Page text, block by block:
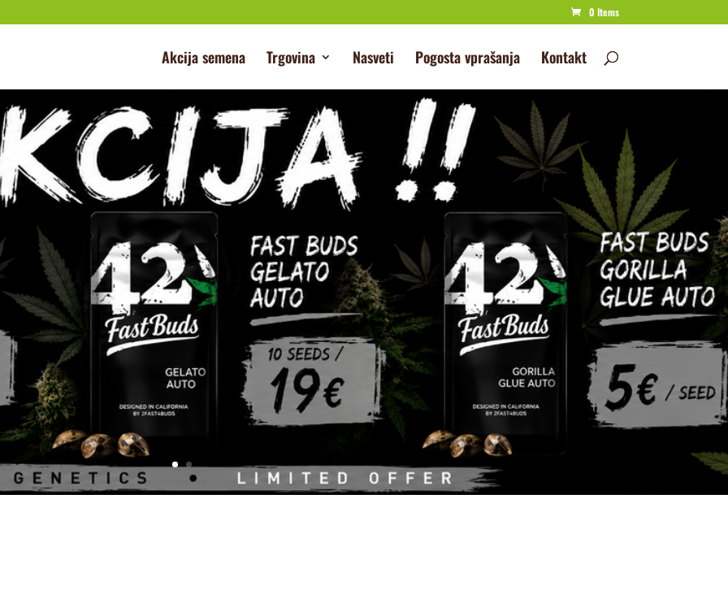
0 Items
Akcija semena Trgovina Nasveti Pogosta vprašanja Kontakt